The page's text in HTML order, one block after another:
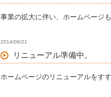
事業の拡大に伴い、ホームページ
2014/09/21
リニューアル準備中。
ホームページのリニューアルをす